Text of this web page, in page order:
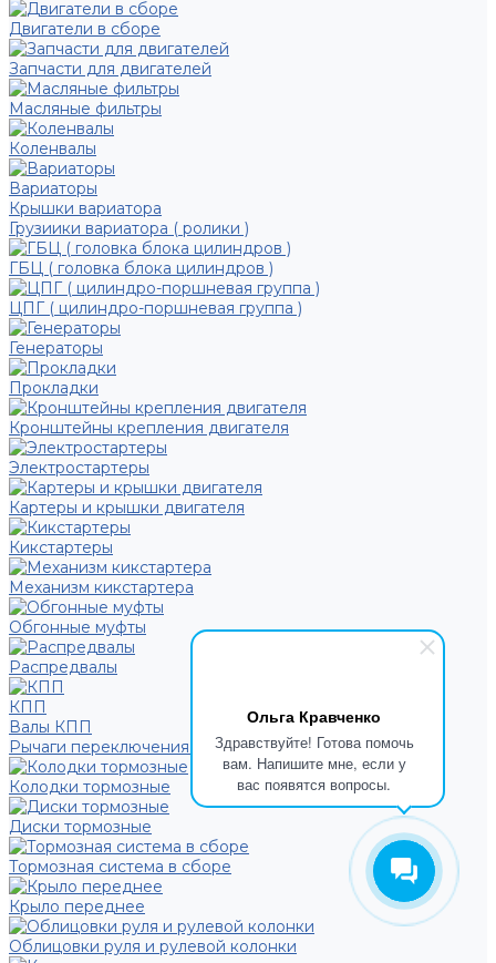
Ольга Кравченко
Здравствуйте! Готова помочь
вам. Напишите мне, если у
вас появятся вопросы.
Двигатели в сборе
Запчасти для двигателей
Масляные фильтры
Коленвалы
Вариаторы
Крышки вариатора
Грузиики вариатора ( ролики )
ГБЦ ( головка блока цилиндров )
ЦПГ ( цилиндро-поршневая группа )
Генераторы
Прокладки
Кронштейны крепления двигателя
Электростартеры
Картеры и крышки двигателя
Кикстартеры
Механизм кикстартера
Обгонные муфты
Распредвалы
КПП
Валы КПП
Рычаги переключения КПП
Колодки тормозные
Диски тормозные
Тормозная система в сборе
Крыло переднее
Облицовки руля и рулевой колонки